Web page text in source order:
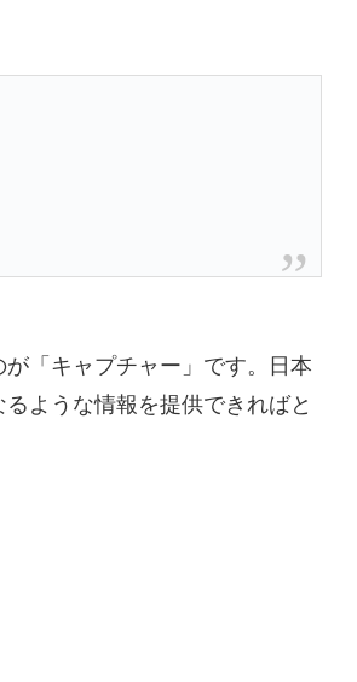
「キャプチャー」です。日本
ような情報を提供できればと